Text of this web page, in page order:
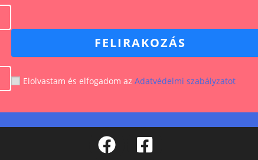
FELIRAKOZÁS
Elolvastam és elfogadom az Adatvédelmi szabályzatot